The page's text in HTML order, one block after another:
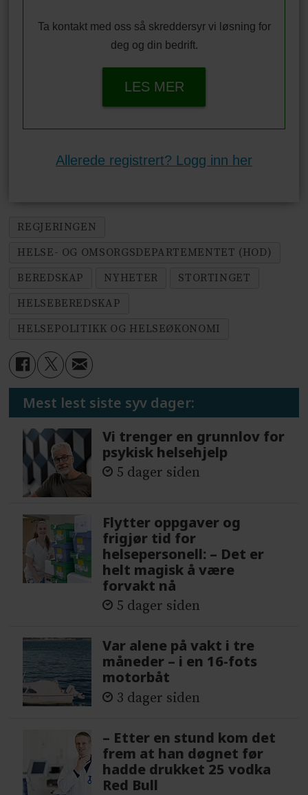
Ta kontakt med oss så skreddersyr vi løsning for
deg og din bedrift.
LES MER
Allerede registrert? Logg inn her
REGJERINGEN
HELSE- OG OMSORGSDEPARTEMENTET (HOD)
BEREDSKAP
NYHETER
STORTINGET
HELSEBEREDSKAP
HELSEPOLITIKK OG HELSEØKONOMI
Mest lest siste syv dager:
Vi trenger en grunnlov for
psykisk helsehjelp
5 dager siden
Flytter oppgaver og
frigjør tid for
helsepersonell: – Det er
helt magisk å være
forvakt nå
5 dager siden
Var alene på vakt i tre
måneder – i en 16-fots
motorbåt
3 dager siden
– Etter en stund kom det
frem at han døgnet før
hadde drukket 25 vodka
Red Bull